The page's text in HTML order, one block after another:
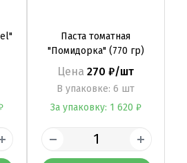
Паста томатная
"Помидорка" (770 гр)
Цена270 ₽/шт
B упаковке: 6 шт
За упаковку: 1 620 ₽